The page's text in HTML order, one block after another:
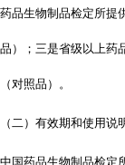
药品生物制品检定所提
品）；三是省级以上药
（对照品）。
（二）有效期和使用说
中国药品生物制品检定